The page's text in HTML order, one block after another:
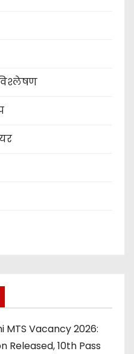
MTS Vacancy 2026:
Released, 10th Pass